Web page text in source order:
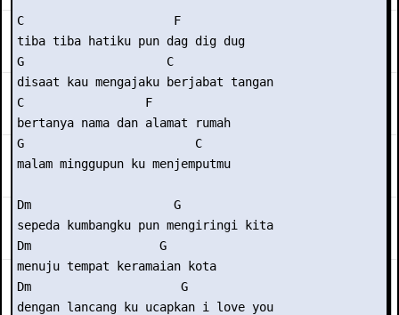
C                     F
tiba tiba hatiku pun dag dig dug
G                    C
disaat kau mengajaku berjabat tangan
C                 F
bertanya nama dan alamat rumah
G                        C
malam minggupun ku menjemputmu
Dm                    G
sepeda kumbangku pun mengiringi kita
Dm                  G
menuju tempat keramaian kota
Dm                     G
dengan lancang ku ucapkan i love you